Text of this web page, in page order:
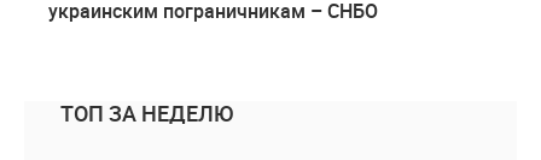
украинским пограничникам – СНБО
ТОП ЗА НЕДЕЛЮ